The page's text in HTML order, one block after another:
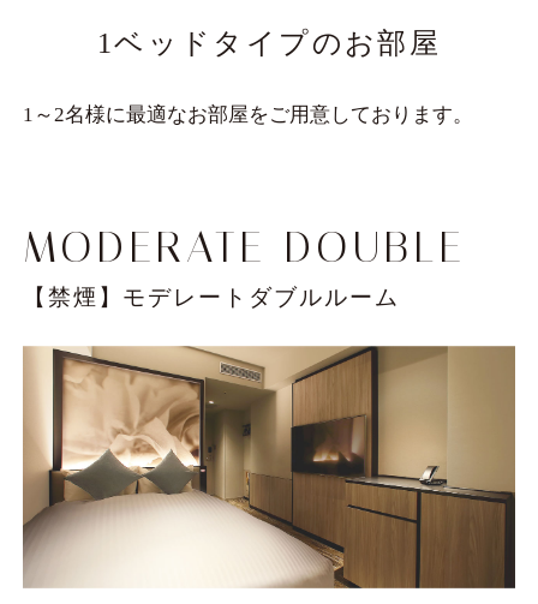
ACCESS
FAQ
採用情報
プライバシポリシー
宿泊約款
1ベッドタイプのお部屋
1～2名様に最適なお部屋をご用意しております。
MODERATE DOUBLE
【禁煙】モデレートダブルルーム